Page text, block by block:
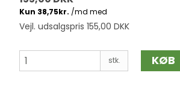
Vejl. udsalgspris 155,00 DKK
stk. KØB